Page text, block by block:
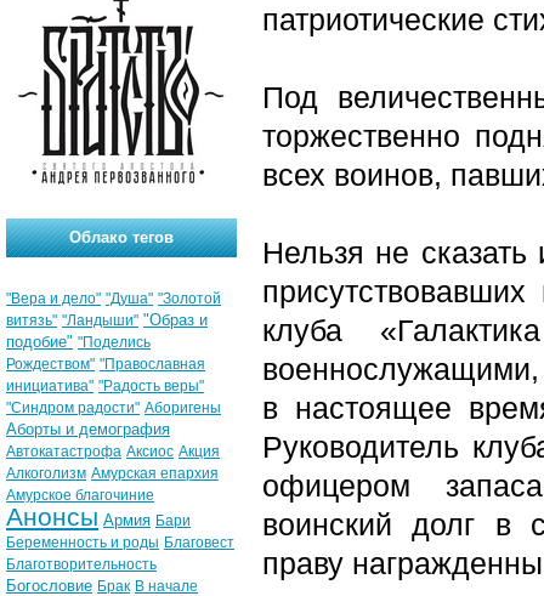
патриотические
Под
торжественно
всех воинов,
Нельзя не
клуба
военнослужащими,
в настоящее
Руководитель
офицером
воинский долг в
праву
Облако тегов
"Вера и дело" "Душа" "Золотой
витязь" "Ландыши" "Образ и
подобие" "Поделись
Рождеством" "Православная
инициатива" "Радость веры"
"Синдром радости" Аборигены
Аборты и демография
Автокатастрофа Аксиос Акция
Алкоголизм Амурская епархия
Амурское благочиние
Анонсы Армия Бари
Беременность и роды Благовест
Благотворительность
Богословие Брак В начале